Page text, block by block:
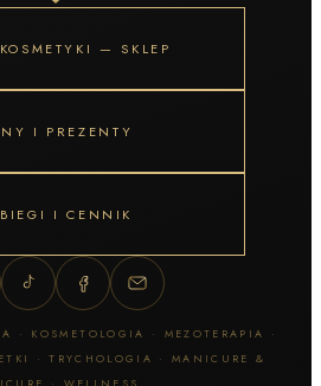
— SKLEP
I PREZENTY
I CENNIK
· KOSMETOLOGIA · MEZOTERAPIA ·
· TRYCHOLOGIA · MANICURE &
· WELLNESS